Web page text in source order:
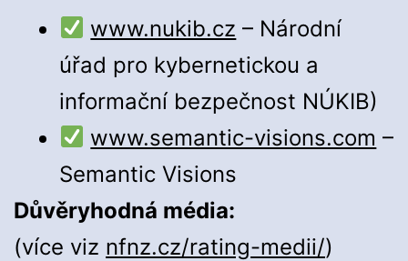
www.nukib.cz – Národní
úřad pro kybernetickou a
informační bezpečnost NÚKIB)
www.semantic-visions.com –
Semantic Visions
Důvěryhodná média:
(více viz nfnz.cz/rating-medii/)